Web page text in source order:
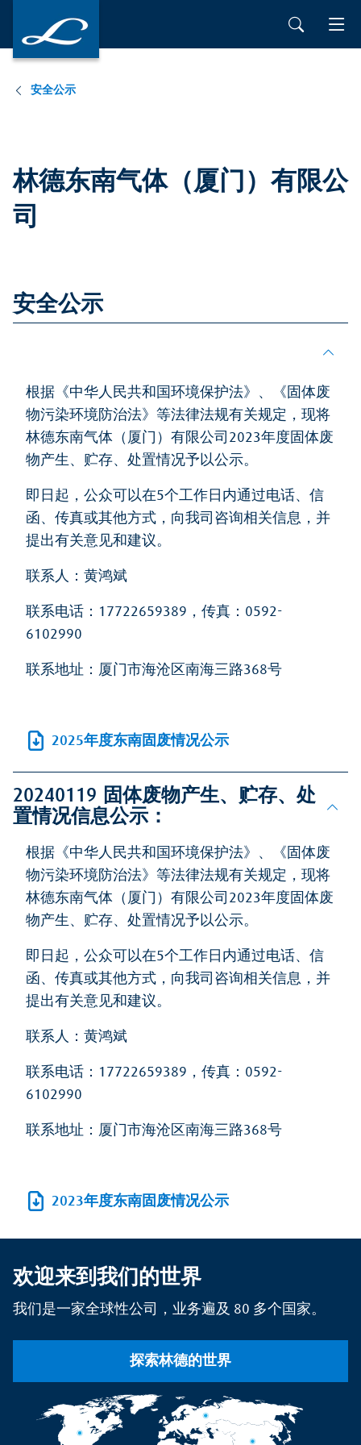
安全公示
林德东南气体（厦门）有限公
司
安全公示
根据《中华人民共和国环境保护法》、《固体废
物污染环境防治法》等法律法规有关规定，现将
林德东南气体（厦门）有限公司2023年度固体废
物产生、贮存、处置情况予以公示。
即日起，公众可以在5个工作日内通过电话、信
函、传真或其他方式，向我司咨询相关信息，并
提出有关意见和建议。
联系人：黄鸿斌
联系电话：17722659389，传真：0592-
6102990
联系地址：厦门市海沧区南海三路368号
2025年度东南固废情况公示
20240119 固体废物产生、贮存、处
置情况信息公示：
根据《中华人民共和国环境保护法》、《固体废
物污染环境防治法》等法律法规有关规定，现将
林德东南气体（厦门）有限公司2023年度固体废
物产生、贮存、处置情况予以公示。
即日起，公众可以在5个工作日内通过电话、信
函、传真或其他方式，向我司咨询相关信息，并
提出有关意见和建议。
联系人：黄鸿斌
联系电话：17722659389，传真：0592-
6102990
联系地址：厦门市海沧区南海三路368号
2023年度东南固废情况公示
欢迎来到我们的世界
我们是一家全球性公司，业务遍及 80 多个国家。
探索林德的世界